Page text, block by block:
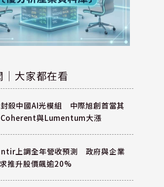
｜大家都在看
殺中國AI光模組 中際旭創首當其
與Lumentum大漲
上調全年營收預測 政府與企業
推升股價飆逾20%